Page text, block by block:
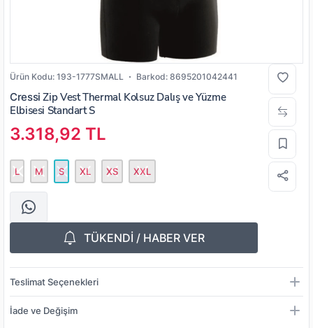
Ürün Kodu: 193-1777SMALL Barkod: 8695201042441
Cressi Zip Vest Thermal Kolsuz Dalış ve Yüzme
Elbisesi Standart S
3.318,92 TL
L M S XL XS XXL
TÜKENDİ / HABER VER
Teslimat Seçenekleri
İade ve Değişim